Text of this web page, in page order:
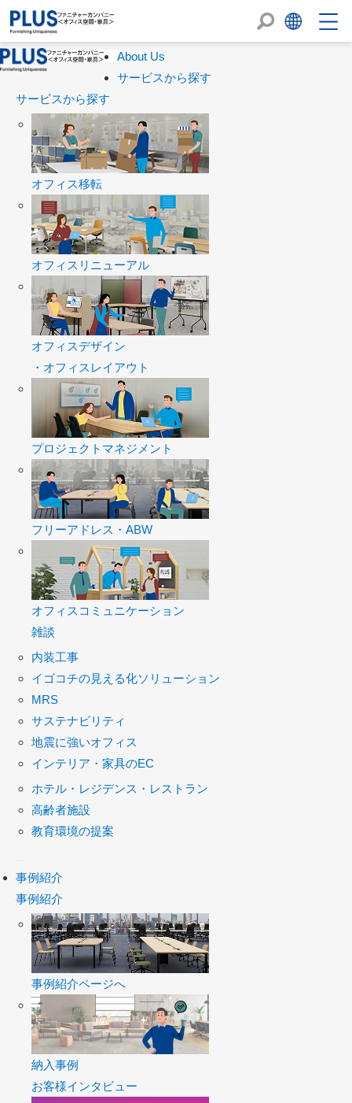
About Us
サービスから探す
サービスから探す
オフィス移転
オフィスリニューアル
オフィスデザイン
・オフィスレイアウト
プロジェクトマネジメント
フリーアドレス・ABW
オフィスコミュニケーション
雑談
内装工事
イゴコチの見える化ソリューション
MRS
サステナビリティ
地震に強いオフィス
インテリア・家具のEC
ホテル・レジデンス・レストラン
高齢者施設
教育環境の提案
事例紹介
事例紹介
事例紹介ページへ
納入事例
お客様インタビュー